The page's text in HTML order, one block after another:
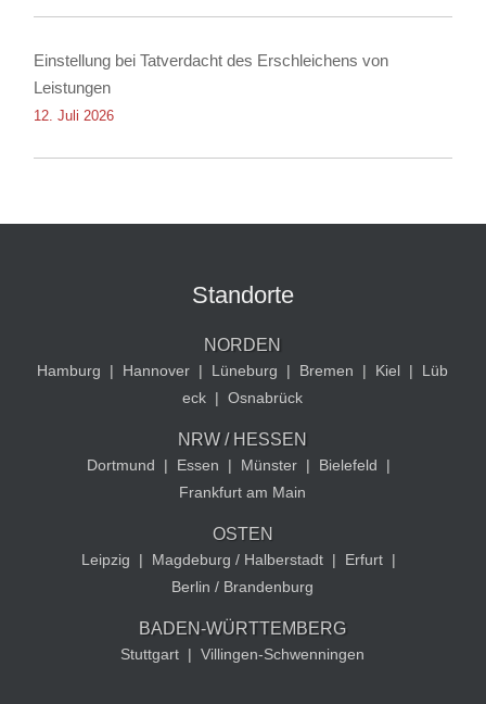
Einstellung bei Tatverdacht des Erschleichens von
Leistungen
12. Juli 2026
Standorte
NORDEN
Hamburg | Hannover | Lüneburg | Bremen | Kiel |
Lüb
eck | Osnabrück
NRW / HESSEN
Dortmund | Essen | Münster | Bielefeld
|
Frankfurt am Main
OSTEN
Leipzig | Magdeburg / Halberstadt | Erfurt |
Berlin / Brandenburg
BADEN-WÜRTTEMBERG
Stuttgart | Villingen-Schwenningen